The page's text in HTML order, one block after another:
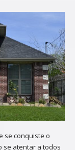
se conquiste o
se atentar a todos